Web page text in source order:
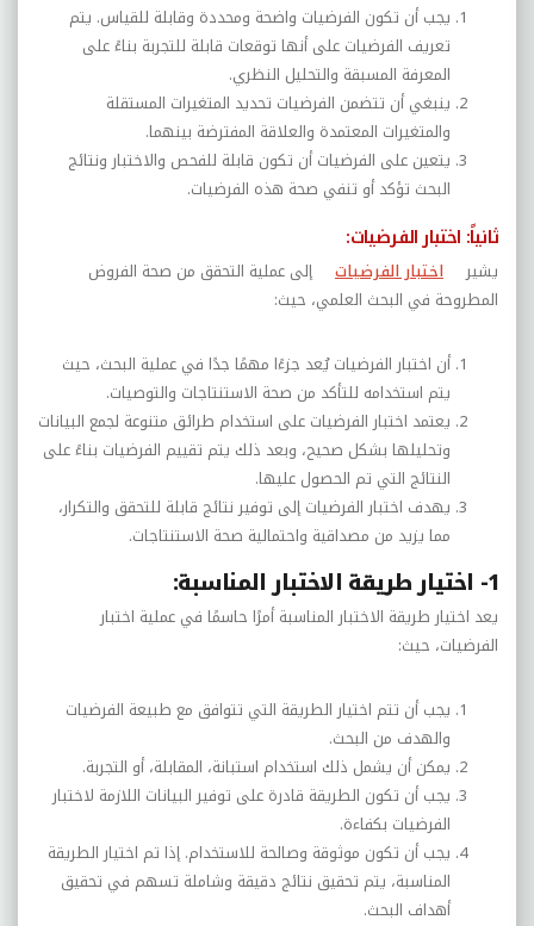
يجب أن تكون الفرضيات واضحة ومحددة وقابلة للقياس. يتم
تعريف الفرضيات على أنها توقعات قابلة للتجربة بناءً على
المعرفة المسبقة والتحليل النظري.
ينبغي أن تتضمن الفرضيات تحديد المتغيرات المستقلة
والمتغيرات المعتمدة والعلاقة المفترضة بينهما.
يتعين على الفرضيات أن تكون قابلة للفحص والاختبار ونتائج
البحث تؤكد أو تنفي صحة هذه الفرضيات.
ثانياً: اختبار الفرضيات:
يشير اختبار الفرضيات
إلى عملية التحقق من صحة الفروض
المطروحة في البحث العلمي، حيث:
أن اختبار الفرضيات يُعد جزءًا مهمًا جدًا في عملية البحث، حيث
يتم استخدامه للتأكد من صحة الاستنتاجات والتوصيات.
يعتمد اختبار الفرضيات على استخدام طرائق متنوعة لجمع البيانات
وتحليلها بشكل صحيح، وبعد ذلك يتم تقييم الفرضيات بناءً على
النتائج التي تم الحصول عليها.
يهدف اختبار الفرضيات إلى توفير نتائج قابلة للتحقق والتكرار،
مما يزيد من مصداقية واحتمالية صحة الاستنتاجات.
1- اختيار طريقة الاختبار المناسبة:
يعد اختيار طريقة الاختبار المناسبة أمرًا حاسمًا في عملية اختبار
الفرضيات، حيث:
يجب أن تتم اختيار الطريقة التي تتوافق مع طبيعة الفرضيات
والهدف من البحث.
يمكن أن يشمل ذلك استخدام استبانة، المقابلة، أو التجربة.
يجب أن تكون الطريقة قادرة على توفير البيانات اللازمة لاختبار
الفرضيات بكفاءة.
يجب أن تكون موثوقة وصالحة للاستخدام. إذا تم اختيار الطريقة
المناسبة، يتم تحقيق نتائج دقيقة وشاملة تسهم في تحقيق
أهداف البحث.